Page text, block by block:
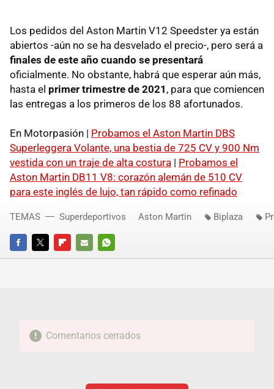
Los pedidos del Aston Martin V12 Speedster ya están
abiertos -aún no se ha desvelado el precio-, pero será a
finales de este año cuando se presentará
oficialmente. No obstante, habrá que esperar aún más,
hasta el primer trimestre de 2021 , para que comiencen
las entregas a los primeros de los 88 afortunados.
En Motorpasión | Probamos el Aston Martin DBS
Superleggera Volante, una bestia de 725 CV y 900 Nm
vestida con un traje de alta costura | Probamos el
Aston Martin DB11 V8: corazón alemán de 510 CV
para este inglés de lujo, tan rápido como refinado
FACEBOOKTWITTERFLIPBOARD
E-
WHATSAPP
TEMAS Superdeportivos Aston Martin Biplaza
Comentarios cerrados